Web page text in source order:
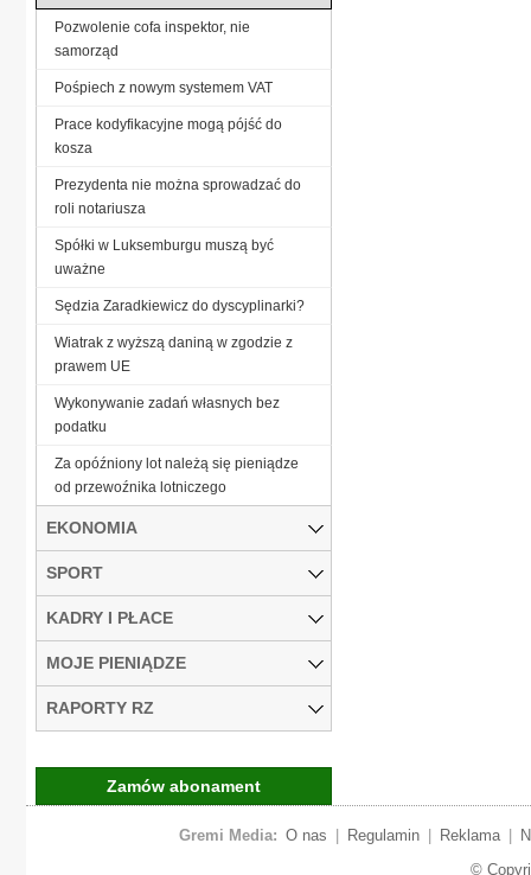
Pozwolenie cofa inspektor, nie
samorząd
Pośpiech z nowym systemem VAT
Prace kodyfikacyjne mogą pójść do
kosza
Prezydenta nie można sprowadzać do
roli notariusza
Spółki w Luksemburgu muszą być
uważne
Sędzia Zaradkiewicz do dyscyplinarki?
Wiatrak z wyższą daniną w zgodzie z
prawem UE
Wykonywanie zadań własnych bez
podatku
Za opóźniony lot należą się pieniądze
od przewoźnika lotniczego
EKONOMIA
SPORT
KADRY I PŁACE
MOJE PIENIĄDZE
RAPORTY RZ
Zamów abonament
Gremi Media: O nas Regulamin Reklama
©